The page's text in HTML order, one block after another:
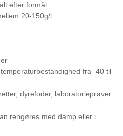
efter formål.
20-150g/l.
fra -40 til
dyrefoder, laboratorieprøver
rengøres med damp eller i